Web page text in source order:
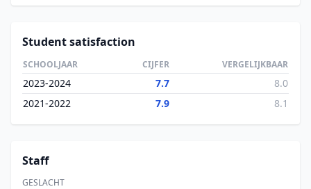
Student satisfaction
SCHOOLJAAR CIJFER VERGELIJKBAAR
2023-2024 7.7
8.0
2021-2022
7.9 8.1
Staff
GESLACHT